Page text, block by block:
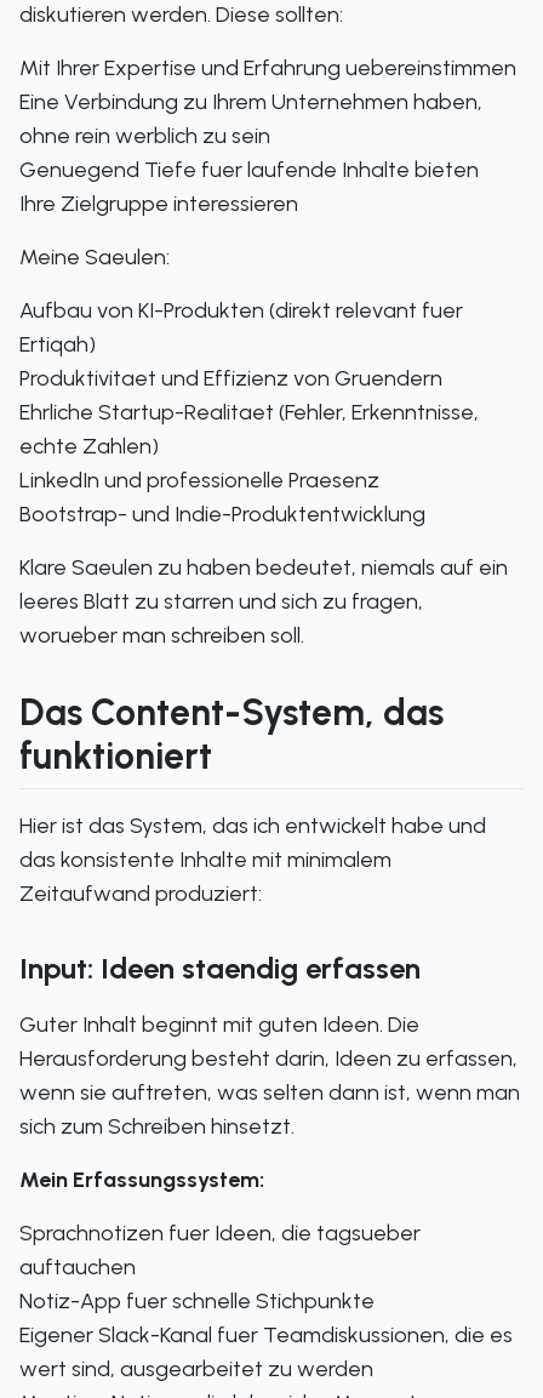
diskutieren werden. Diese sollten:
Mit Ihrer Expertise und Erfahrung uebereinstimmen
Eine Verbindung zu Ihrem Unternehmen haben,
ohne rein werblich zu sein
Genuegend Tiefe fuer laufende Inhalte bieten
Ihre Zielgruppe interessieren
Meine Saeulen:
Aufbau von KI-Produkten (direkt relevant fuer
Ertiqah)
Produktivitaet und Effizienz von Gruendern
Ehrliche Startup-Realitaet (Fehler, Erkenntnisse,
echte Zahlen)
LinkedIn und professionelle Praesenz
Bootstrap- und Indie-Produktentwicklung
Klare Saeulen zu haben bedeutet, niemals auf ein
leeres Blatt zu starren und sich zu fragen,
worueber man schreiben soll.
Das Content-System, das
funktioniert
Hier ist das System, das ich entwickelt habe und
das konsistente Inhalte mit minimalem
Zeitaufwand produziert:
Input: Ideen staendig erfassen
Guter Inhalt beginnt mit guten Ideen. Die
Herausforderung besteht darin, Ideen zu erfassen,
wenn sie auftreten, was selten dann ist, wenn man
sich zum Schreiben hinsetzt.
Mein Erfassungssystem:
Sprachnotizen fuer Ideen, die tagsueber
auftauchen
Notiz-App fuer schnelle Stichpunkte
Eigener Slack-Kanal fuer Teamdiskussionen, die es
wert sind, ausgearbeitet zu werden